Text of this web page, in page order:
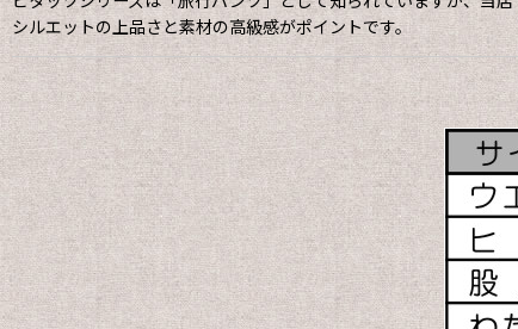
シルエットの上品さと素材の高級感がポイントです。